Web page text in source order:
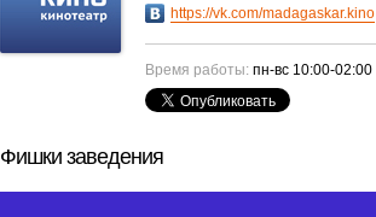
https://vk.com/madagaskar.kino
Время работы: пн-вс 10:00-02:00
Фишки заведения